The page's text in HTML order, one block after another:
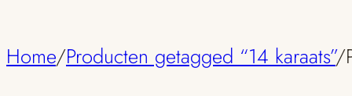
Home/Producten getagged “14 karaats”/